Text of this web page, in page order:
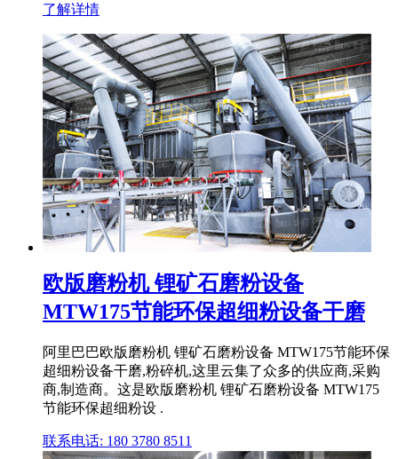
了解详情
欧版磨粉机 锂矿石磨粉设备
MTW175节能环保超细粉设备干磨
阿里巴巴欧版磨粉机 锂矿石磨粉设备 MTW175节能环保
超细粉设备干磨,粉碎机,这里云集了众多的供应商,采购
商,制造商。这是欧版磨粉机 锂矿石磨粉设备 MTW175
节能环保超细粉设 .
联系电话: 180 3780 8511